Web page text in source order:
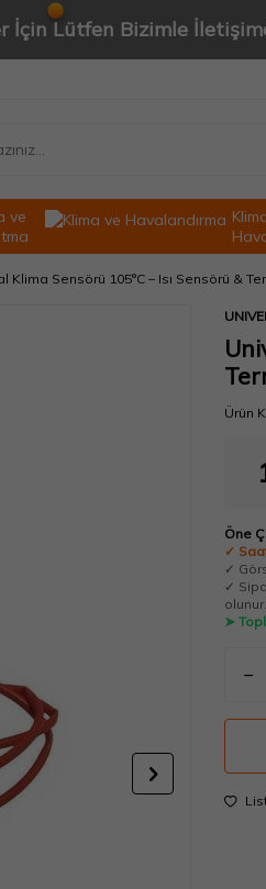
İçin Lütfen Bizimle
ve
Klima Sensörü 105°C – Isı Sensörü &
Ürün
Öne
✓
✓
✓
olunur.
➤